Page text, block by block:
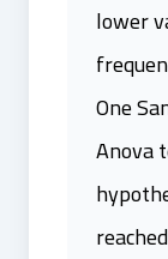
lower
One
Anova